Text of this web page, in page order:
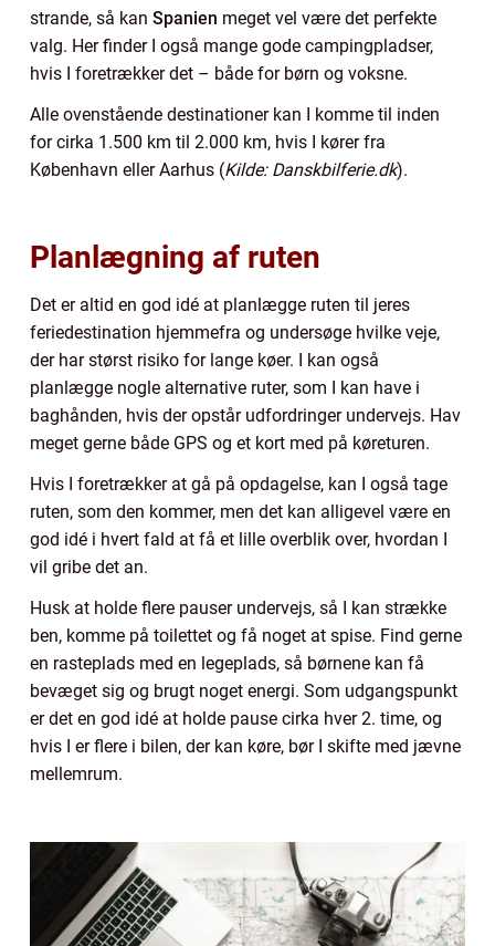
strande, så kan Spanien meget vel være det perfekte
valg. Her finder I også mange gode campingpladser,
hvis I foretrækker det – både for børn og voksne.
Alle ovenstående destinationer kan I komme til inden
for cirka 1.500 km til 2.000 km, hvis I kører fra
København eller Aarhus (Kilde: Danskbilferie.dk).
Planlægning af ruten
Det er altid en god idé at planlægge ruten til jeres
feriedestination hjemmefra og undersøge hvilke veje,
der har størst risiko for lange køer. I kan også
planlægge nogle alternative ruter, som I kan have i
baghånden, hvis der opstår udfordringer undervejs. Hav
meget gerne både GPS og et kort med på køreturen.
Hvis I foretrækker at gå på opdagelse, kan I også tage
ruten, som den kommer, men det kan alligevel være en
god idé i hvert fald at få et lille overblik over, hvordan I
vil gribe det an.
Husk at holde flere pauser undervejs, så I kan strække
ben, komme på toilettet og få noget at spise. Find gerne
en rasteplads med en legeplads, så børnene kan få
bevæget sig og brugt noget energi. Som udgangspunkt
er det en god idé at holde pause cirka hver 2. time, og
hvis I er flere i bilen, der kan køre, bør I skifte med jævne
mellemrum.